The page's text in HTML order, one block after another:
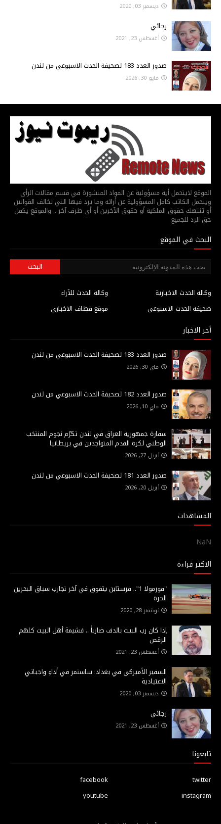
ديسمبر 03, 2020
رجائي
أغسطس 23, 2021
صدور العدد 183 لصحيفة الحدث الاسبوعي من لندن
مايو 30, 2026
الموقع لايتحمل أية مسؤولية عن المواد المنشورة في قسم مقالات الرأي
ويتحمل الكاتب كامل المسؤولية عن أرائه وما يرد فيها التي تخالف القوانين
أو تنتهك حقوق الملكية أو حقوق الآخرين أو أي طرف آخر .. والموقع يكفل
حق الرد للجميع
البحث في الموقع
وكالة الحدث للآراء
وكالة الحدث الاخبارية
موقع قطاف الاخباري
صحيفة الحدث الاسبوعي
أخر الاخبار
صدور العدد 183 لصحيفة الحدث الاسبوعي من لندن
ماي 30, 2026
صدور العدد 182 لصحيفة الحدث الاسبوعي من لندن
ماي 10, 2026
سفارة جمهورية العراق في لندن تكرّم نجوم المنتخب
الوطني لكرة القدم المتواجدين في بريطانيا
أبريل 27, 2026
صدور العدد 181 لصحيفة الحدث الاسبوعي من لندن
أبريل 20, 2026
المشاهدات
NaN
الاكثر قراءة
"فورمولا 1".. فرستابن يتفوق في آخر تجارب سباق البحرين
الحرة
نوفمبر 28, 2020
إذا كان رب البيت بالدف ضارباً .. فشيمة أهل البيت كلهم
الرقص
أغسطس 23, 2021
السفير الأميركي في بغداد: ساستمر في أداءِ واجباتي
الاعتيادية
ديسمبر 03, 2020
رجائي
أغسطس 23, 2021
تابعونا
facebook
twitter
youtube
instagram